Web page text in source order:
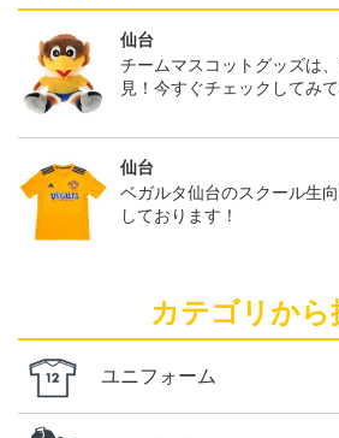
仙台
チームマスコットグッズは
見！今すぐチェックしてみ
仙台
ベガルタ仙台のスクール生
しております！
カテゴリから
ユニフォーム